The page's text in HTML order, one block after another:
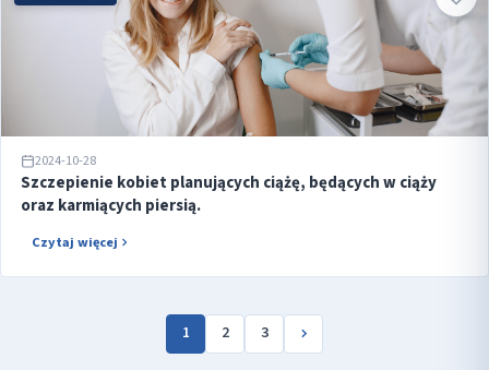
2024-10-28
Szczepienie kobiet planujących ciążę, będących w ciąży
oraz karmiących piersią.
Czytaj więcej
1 2 3